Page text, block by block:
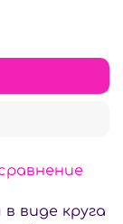
виде круга